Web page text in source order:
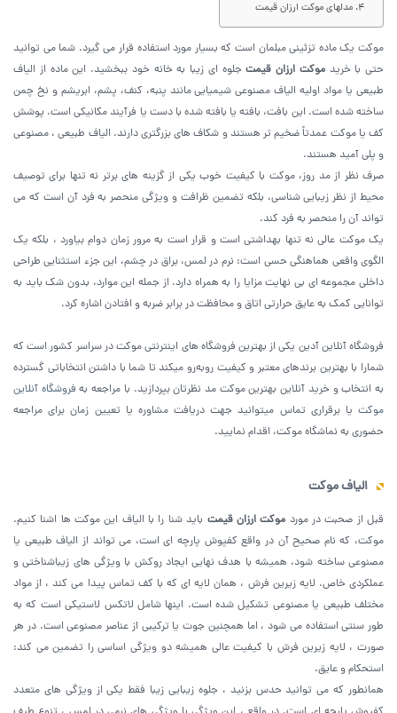
مدلهای موکت ارزان قیمت
موکت یک ماده تزئینی مبلمان است که بسیار مورد استفاده قرار می گیرد. شما می توانید
حتی با خریدموکت ارزان قیمتجلوه ای زیبا به خانه خود ببخشید. این ماده از الیاف
طبیعی یا مواد اولیه الیاف مصنوعی شیمیایی مانند پنبه، کنف، پشم، ابریشم و نخ چمن
ساخته شده است. این بافت، بافته یا بافته شده با دست یا فرآیند مکانیکی است. پوشش
کف یا موکت عمدتاً ضخیم تر هستند و شکاف های بزرگتری دارند. الیاف طبیعی ، مصنوعی
و پلی آمید هستند.
صرف نظر از مد روز، موکت با کیفیت خوب یکی از گزینه های برتر نه تنها برای توصیف
محیط از نظر زیبایی شناسی، بلکه تضمین ظرافت و ویژگی منحصر به فرد آن است که می
تواند آن را منحصر به فرد کند.
یک موکت عالی نه تنها بهداشتی است و قرار است به مرور زمان دوام بیاورد ، بلکه یک
الگوی واقعی هماهنگی حسی است: نرم در لمس، براق در چشم، این جزء استثنایی طراحی
داخلی مجموعه ای بی نهایت مزایا را به همراه دارد. از جمله این موارد، بدون شک باید به
توانایی کمک به عایق حرارتی اتاق و محافظت در برابر ضربه و افتادن اشاره کرد.
فروشگاه آنلاین آدین یکی از بهترین فروشگاه های اینترنتی موکت در سراسر کشور است که
شمارا با بهترین برندهای معتبر و کیفیت روبه‌رو میکند تا شما با داشتن انتخاباتی گسترده
به انتخاب و خرید آنلاین بهترین موکت مد نظرتان بپردازید. با مراجعه به فروشگاه آنلاین
موکت یا برقراری تماس میتوانید جهت دریافت مشاوره یا تعیین زمان برای مراجعه
حضوری به نماشگاه موکت، اقدام نمایید.
الیاف موکت
قبل از صحبت در مورد موکت ارزان قیمت باید شنا را با الیاف این موکت ها اشنا کنیم.
موکت، که نام صحیح آن در واقع کفپوش پارچه ای است، می تواند از الیاف طبیعی یا
مصنوعی ساخته شود، همیشه با هدف نهایی ایجاد روکش با ویژگی های زیباشناختی و
عملکردی خاص. لایه زیرین فرش ، همان لایه ای که با کف تماس پیدا می کند ، از مواد
مختلف طبیعی یا مصنوعی تشکیل شده است. اینها شامل لاتکس لاستیکی است که به
طور سنتی استفاده می شود ، اما همچنین جوت یا ترکیبی از عناصر مصنوعی است. در هر
صورت ، لایه زیرین فرش با کیفیت عالی همیشه دو ویژگی اساسی را تضمین می کند:
استحکام و عایق.
همانطور که می توانید حدس بزنید ، جلوه زیبایی زیبا فقط یکی از ویژگی های متعدد